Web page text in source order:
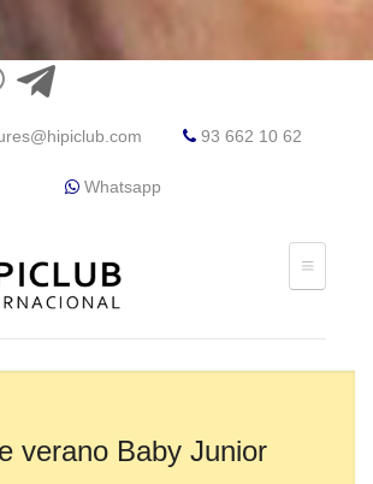
93 662 10 62
Whatsapp
verano Baby Junior